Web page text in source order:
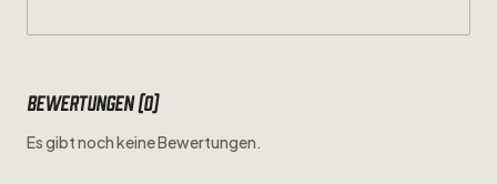
Bewertungen (0)
Es gibt noch keine Bewertungen.